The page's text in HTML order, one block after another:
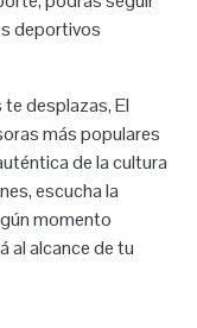
deportivos
desplazas, El
más populares
de la cultura
escucha la
momento
al alcance de tu